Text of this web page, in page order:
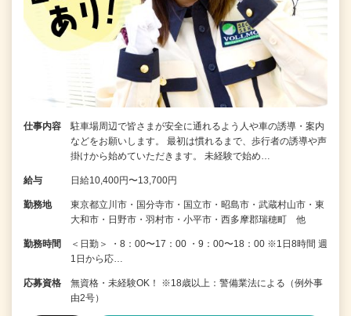
仕事内容
駐車場周辺で皆さまが安全に通れるよう人や車の誘導・案内
などをお願いします。 最初は慣れるまで、歩行者の誘導や声
掛けから始めていただきます。 未経験で始め…
給与 日給10,400円〜13,700円
勤務地
東京都立川市・国分寺市・国立市・昭島市・武蔵村山市・東
大和市・日野市・羽村市・小平市・西多摩郡瑞穂町 他
勤務時間
＜日勤＞ ・8：00〜17：00 ・9：00〜18：00 ※1日8時間 週
1日から応…
応募資格
無資格・未経験OK！ ※18歳以上：警備業法による（例外事
由2号）